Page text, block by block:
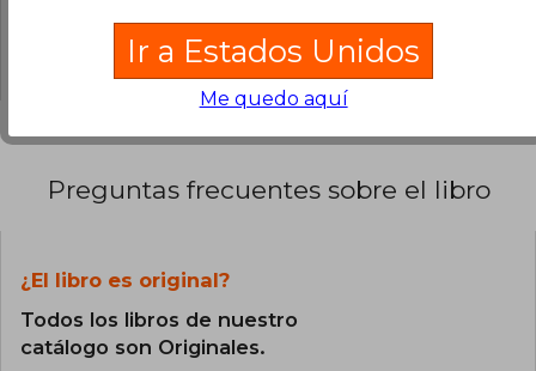
0% (0)
Preguntas frecuentes sobre el libro
¿El libro es original?
Todos los libros de nuestro
catálogo son Originales.
Ir a Estados Unidos
Me quedo aquí